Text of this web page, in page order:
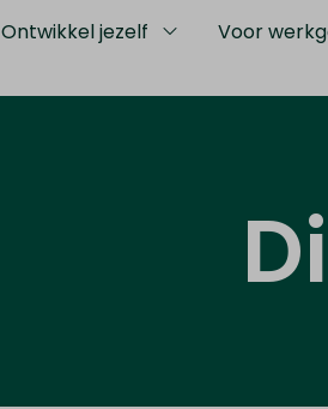
Ontwikkel jezelf Voor